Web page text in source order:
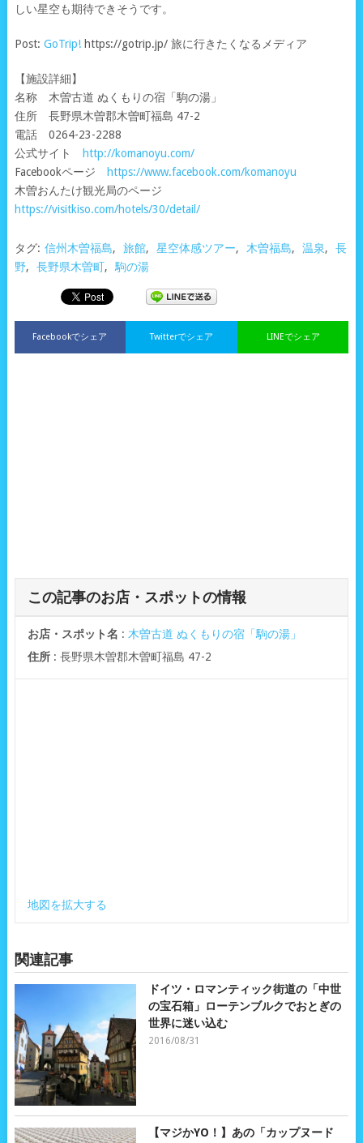
しい星空も期待できそうです。
Post: GoTrip!https://gotrip.jp/ 旅に行きたくなるメディア
【施設詳細】
名称 木曽古道 ぬくもりの宿「駒の湯」
住所 長野県木曽郡木曽町福島 47-2
電話 0264-23-2288
公式サイト
http://komanoyu.com/
Facebookページ
https://www.facebook.com/komanoyu
木曽おんたけ観光局のページ
https://visitkiso.com/hotels/30/detail/
タグ: 信州木曽福島, 旅館, 星空体感ツアー, 木曽福島, 温泉,
長
野, 長野県木曽町, 駒の湯
Facebookでシェア LINEでシェア
Twitterでシェア
この記事のお店・スポットの情報
お店・スポット名 : 木曽古道 ぬくもりの宿「駒の湯」
住所: 長野県木曽郡木曽町福島 47-2
地図を拡大する
関連記事
ドイツ・ロマンティック街道の「中世
の宝石箱」ローテンブルクでおとぎの
世界に迷い込む
2016/08/31
【マジかYO！】あの「カップヌード